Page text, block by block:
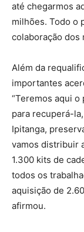
até chegarmos
milhões. Todo o
colaboração dos
Além da
importantes
“Teremos aqui
para recuperá-
Ipitanga,
vamos distribuir
1.300 kits de
todos os
aquisição de
afirmou.